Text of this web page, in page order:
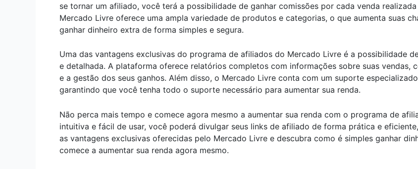
se tornar um afiliado, você terá a possibilidade de ganhar comissões por cada venda
Mercado Livre oferece uma ampla variedade de produtos e categorias, o que aumenta suas
ganhar dinheiro extra de forma simples e segura.
Uma das vantagens exclusivas do programa de afiliados do Mercado Livre é a possibilidade
e detalhada. A plataforma oferece relatórios completos com informações sobre suas vendas,
e a gestão dos seus ganhos. Além disso, o Mercado Livre conta com um suporte
garantindo que você tenha todo o suporte necessário para aumentar sua renda.
Não perca mais tempo e comece agora mesmo a aumentar sua renda com o programa de
intuitiva e fácil de usar, você poderá divulgar seus links de afiliado de forma prática e
as vantagens exclusivas oferecidas pelo Mercado Livre e descubra como é simples ganhar
comece a aumentar sua renda agora mesmo.